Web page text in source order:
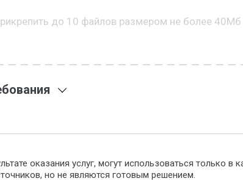
до 10 файлов размером не более 40Мб
оказания услуг, могут использоваться только
но не являются готовым решением.